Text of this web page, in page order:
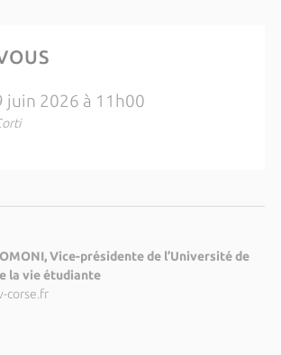
juin 2026 à 11h00
Vice-présidente de l’Université de
la vie étudiante
corse.fr